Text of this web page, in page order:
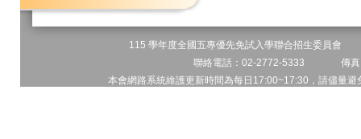
115 學年度全國五專優先免試入學聯合招生委員會
聯絡電話：02-2772-5333 傳
本會網路系統維護更新時間為每日17:00~17:30，請儘量